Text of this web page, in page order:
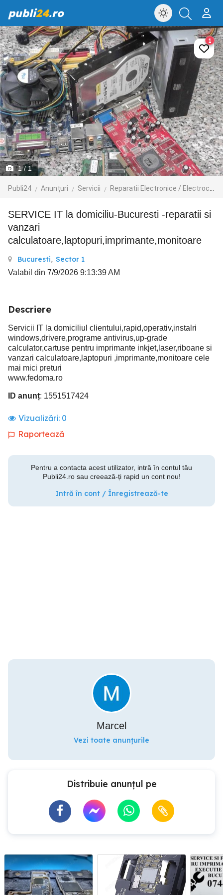
publi24.ro
1/ 1
Publi24 Anunțuri Servicii Reparatii Electronice / Electrocasnice / PC
1
SERVICE IT la domiciliu-Bucuresti -reparatii si
vanzari
calculatoare,laptopuri,imprimante,monitoare
Bucuresti, Sector 1
Valabil din 7/9/2026 9:13:39 AM
Descriere
Servicii IT la domiciliul clientului,rapid,operativ,instalri
windows,drivere,programe antivirus,up-grade
calculator,cartuse pentru imprimante inkjet,laser,riboane si
vanzari calculatoare,laptopuri ,imprimante,monitoare cele
mai mici preturi
www.fedoma.ro
ID anunț: 1551517424
Vizualizări: 0
Raportează
Pentru a contacta acest utilizator, intră în contul tău
Publi24.ro sau creează-ți rapid un cont nou!
Intră în cont / Înregistrează-te
Marcel
Vezi toate anunțurile
Distribuie anunțul pe